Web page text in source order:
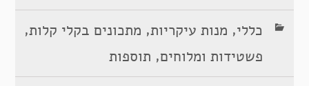
כללי, מנות עיקריות, מתכונים בקלי קלות,
פשטידות ומלוחים, תוספות